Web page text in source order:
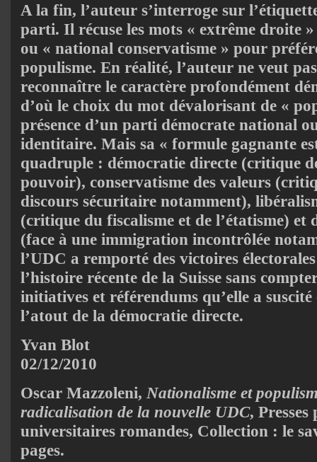
A la fin, l’auteur s’interroge sur
parti. Il récuse les mots « extrême droite
ou « national conservatisme » pour
populisme. En réalité, l’auteur ne veut
reconnaître le caractère profondément
d’où le choix du mot dévalorisant de «
présence d’un parti démocrate national
identitaire. Mais sa « formule gagnante
quadruple : démocratie directe (critique
pouvoir), conservatisme des valeurs
discours sécuritaire notamment),
(critique du fiscalisme et de l’étatisme) et
(face à une immigration incontrôlée
l’UDC a remporté des victoires
l’histoire récente de la Suisse sans
initiatives et référendums qu’elle a
l’atout de la démocratie directe.
Yvan Blot
02/12/2010
Oscar Mazzoleni, Nationalisme et
radicalisation de la nouvelle UDC,
universitaires romandes, Collection : le
pages.